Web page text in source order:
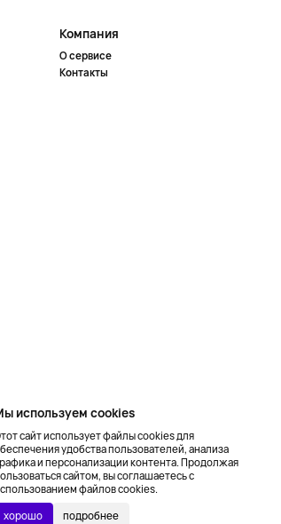
Компания
О сервисе
Контакты
Создание сайта –
NetLab
используем cookies
сайт использует файлы cookies для
удобства пользователей, анализа
и персонализации контента. Продолжая
сайтом, вы соглашаетесь с
файлов cookies.
хорошо подробнее